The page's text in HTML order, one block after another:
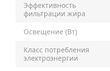
Эффективность
фильтрации жира
Освещение (Вт)
Класс потребления
электроэнергии